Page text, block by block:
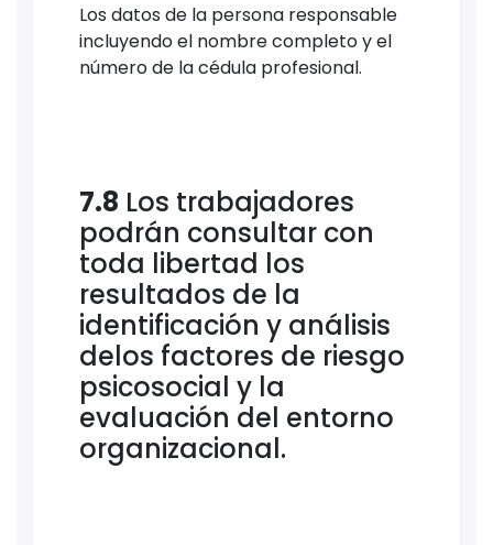
Los datos de la persona responsable
incluyendo el nombre completo y el
número de la cédula profesional.
7.8 Los trabajadores
podrán consultar con
toda libertad los
resultados de la
identificación y análisis
delos factores de riesgo
psicosocial y la
evaluación del entorno
organizacional.